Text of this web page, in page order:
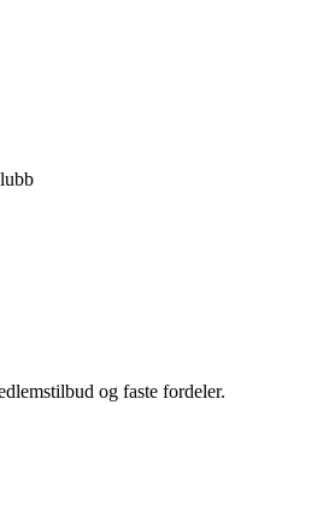
og faste fordeler.